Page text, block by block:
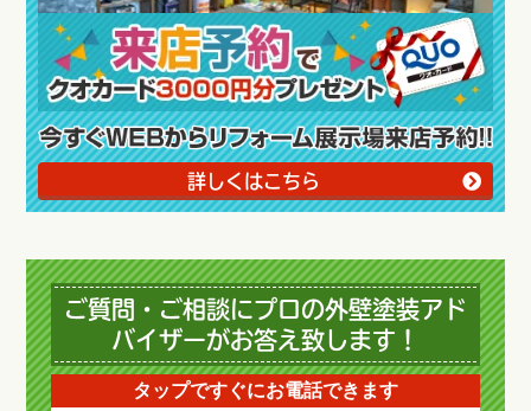
詳しくはこちら
ご質問・ご相談にプロの外壁塗装アド
バイザーがお答え致します！
タップですぐにお電話できます